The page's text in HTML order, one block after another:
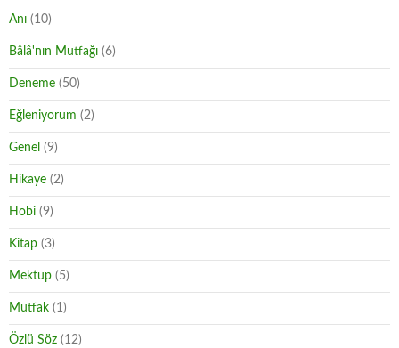
Anı (10)
Bâlâ'nın Mutfağı (6)
Deneme (50)
Eğleniyorum (2)
Genel (9)
Hikaye (2)
Hobi (9)
Kitap (3)
Mektup (5)
Mutfak (1)
Özlü Söz (12)